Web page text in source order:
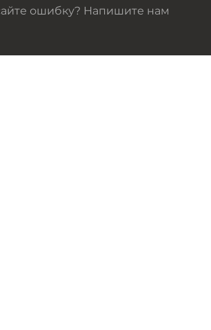
ошибку? Напишите нам